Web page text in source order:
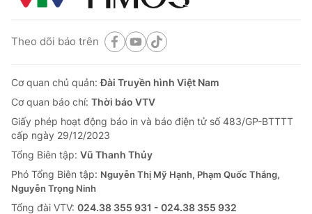
Theo dõi báo trên
Cơ quan chủ quản:Đài Truyền hình Việt Nam
Cơ quan báo chí: Thời báo VTV
Giấy phép hoạt động báo in và báo điện tử số 483/GP-BTTTT
cấp ngày 29/12/2023
Tổng Biên tập: Vũ Thanh Thủy
Phó Tổng Biên tập: Nguyễn Thị Mỹ Hạnh, Phạm Quốc Thắng,
Nguyễn Trọng Ninh
Tổng đài VTV: 024.38 355 931 - 024.38 355 932